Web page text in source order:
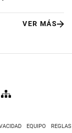
VER MÁS
EQUIPO